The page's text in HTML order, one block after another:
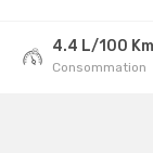
4.4 L/100 Km
Consommation